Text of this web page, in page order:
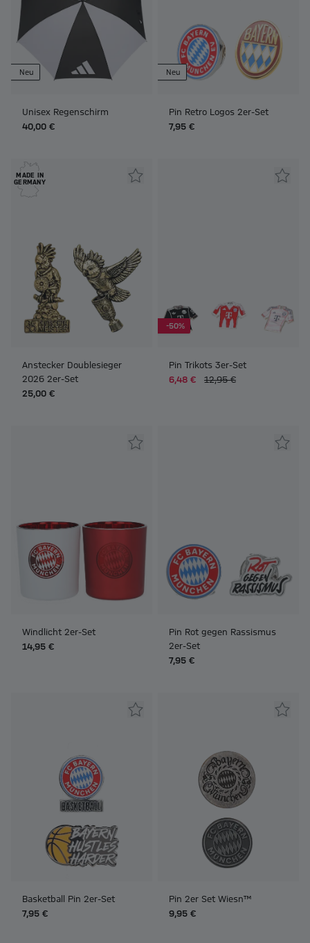
Neu
Unisex Regenschirm
40,00 €
Neu
Pin Retro Logos 2er-Set
7,95 €
MADE IN
GERMANY
Anstecker Doublesieger
2026 2er-Set
25,00 €
-50%
Pin Trikots 3er-Set
6,48 €
12,95 €
Windlicht 2er-Set
14,95 €
Pin Rot gegen Rassismus
2er-Set
7,95 €
Basketball Pin 2er-Set
7,95 €
Pin 2er Set Wiesn™
9,95 €